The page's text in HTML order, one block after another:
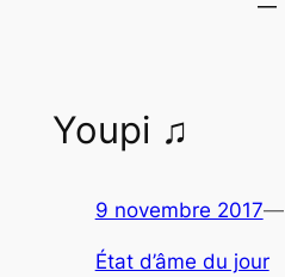
Youpi ♫
9 novembre 2017—
État d’âme du jour